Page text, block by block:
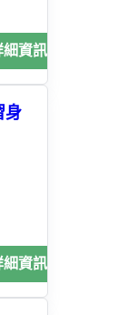
細資訊
身
細資訊